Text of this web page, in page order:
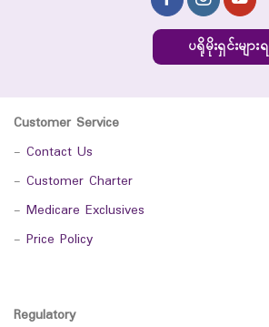
ပရိုမိုးရှင်းမျာ
Customer Service
- Contact Us
- Customer Charter
- Medicare Exclusives
- Price Policy
Regulatory